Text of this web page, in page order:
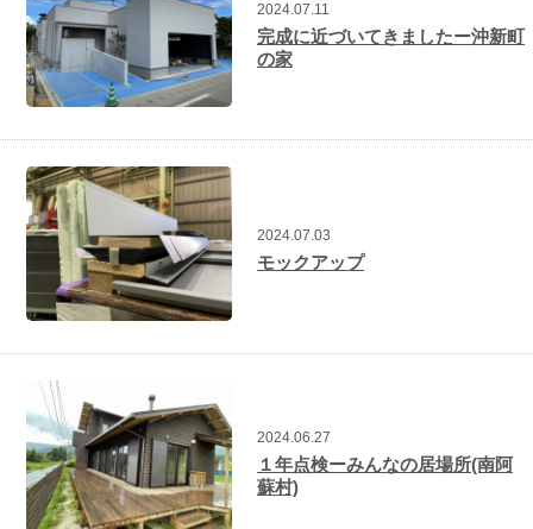
2024.07.11
完成に近づいてきましたー沖新町
の家
2024.07.03
モックアップ
2024.06.27
１年点検ーみんなの居場所(南阿
蘇村)